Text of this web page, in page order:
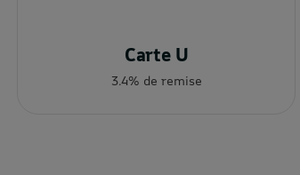
Carte U
3.4% de remise